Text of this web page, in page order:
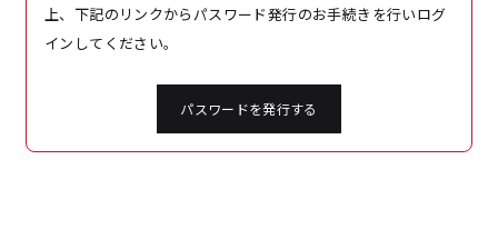
上、下記のリンクからパスワード発行のお手続きを行いログ
インしてください。
パスワードを発行する